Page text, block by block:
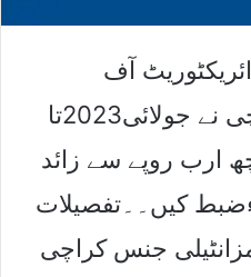
آف
کسٹمزانٹیلی جنس کراچی نے جولائی2023تا
چھ ارب روپے سے زائد
کیں۔۔تفصیلات
جنس کراچی